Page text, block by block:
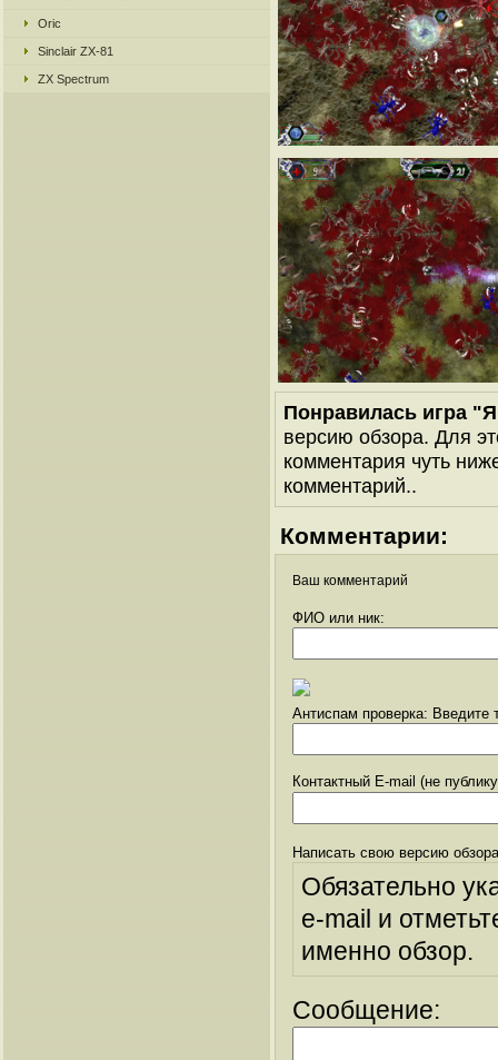
Oric
Sinclair ZX-81
ZX Spectrum
Понравилась игра
версию обзора. Для
комментария чуть
комментарий..
Комментарии:
Ваш комментарий
ФИО или ник:
Антиспам проверка: Введите
Контактный E-mail (не
Написать свою версию
Обязательно
e-mail и
именно обзор.
Сообщение: